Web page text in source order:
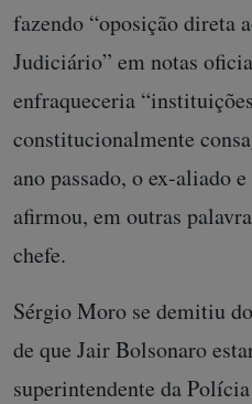
fazendo “oposição direta
Judiciário” em notas
enfraqueceria
constitucionalmente
ano passado, o ex-aliado
afirmou, em outras
chefe.
Sérgio Moro se demitiu
de que Jair Bolsonaro
superintendente da